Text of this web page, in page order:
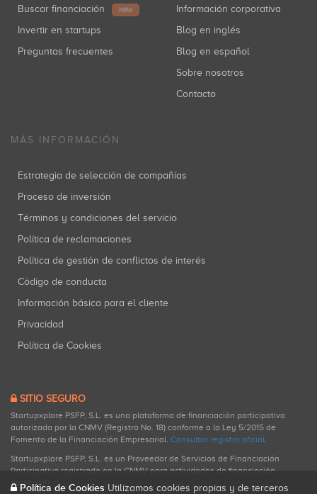
Buscar financiación NEW
Invertir en startups
Preguntas frecuentes
Información corporativa
Blog en inglés
Blog en español
Sobre nosotros
Contacto
MÁS INFORMACIÓN
Estrategia de selección de compañías
Proceso de inversión
Términos y condiciones del servicio
Política de reclamaciones
Política de gestión de conflictos de interés
Código de conducta
Información básica para el cliente
Privacidad
Política de Cookies
SITIO SEGURO
Startupxplore PSFP, S.L. es una plataforma de financiación participativa
autorizada por la CNMV (Registro No. 18) conforme a la Ley 5/2015 de
Fomento de la Financiación Empresarial. Consultar registro oficial.
Startupxplore PSFP, S.L. es un Proveedor de Servicios de Financiación
Participativa registrado en la CNMV para actividades de financiación
participativa.
Política de Cookies Utilizamos cookies propias y de terceros